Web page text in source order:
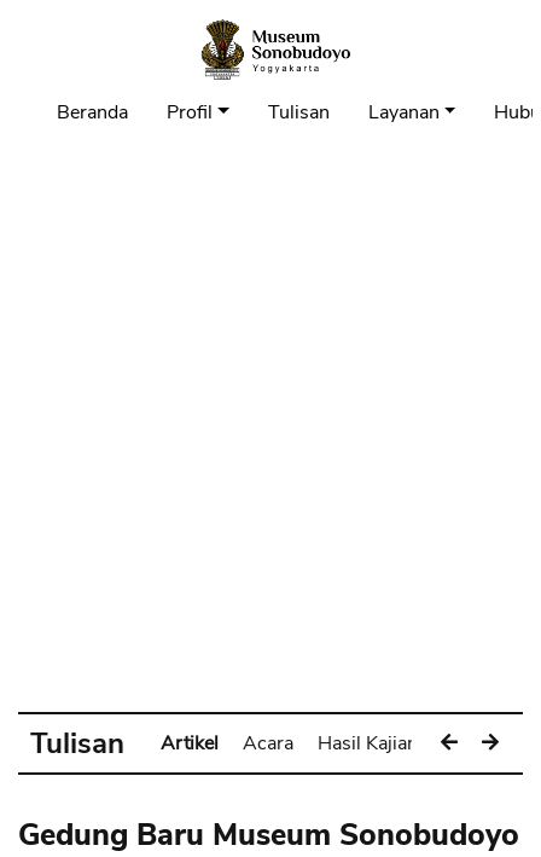
Beranda Profil Tulisan Layanan
Tulisan Artikel Acara Hasil Kajian Pameran
Gedung Baru Museum Sonobudoyo